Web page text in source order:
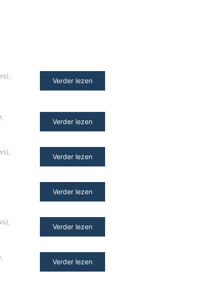
,
Verder lezen
,
Verder lezen
,
Verder lezen
Verder lezen
,
Verder lezen
,
Verder lezen